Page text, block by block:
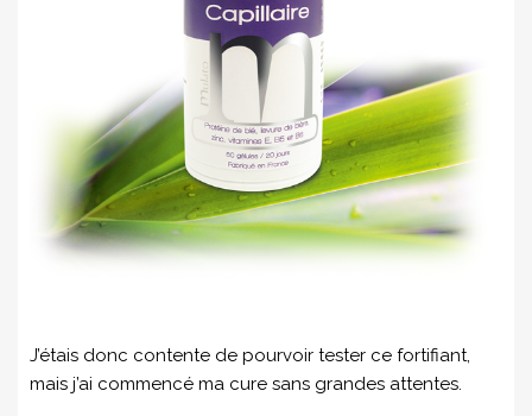
J’étais donc contente de pourvoir tester ce fortifiant,
mais j’ai commencé ma cure sans grandes attentes.